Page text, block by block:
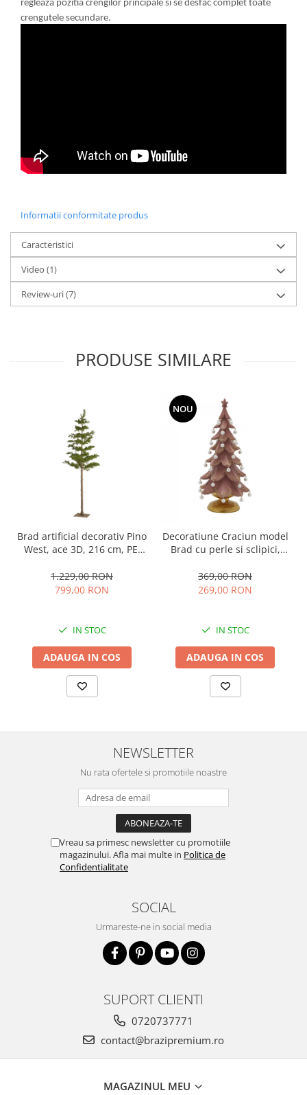
regleaza pozitia crengilor principale si se desfac complet toate
crengutele secundare.
Informatii conformitate produs
Caracteristici
Video (1)
Review-uri(7)
PRODUSE SIMILARE
Brad artificial decorativ Pino
West, ace 3D, 216 cm, PE,
1.229,00 RON
799,00 RON
IN STOC
ADAUGA IN COS
NOU
Decoratiune Craciun model
Brad cu perle si sclipici,
369,00 RON
269,00 RON
IN STOC
ADAUGA IN COS
NEWSLETTER
Nu rata ofertele si promotiile noastre
Vreau sa primesc newsletter cu promotiile
magazinului. Afla mai multe in Politica de
Confidentialitate
SOCIAL
Urmareste-ne in social media
SUPORT CLIENTI
0720737771
contact@brazipremium.ro
MAGAZINUL MEU